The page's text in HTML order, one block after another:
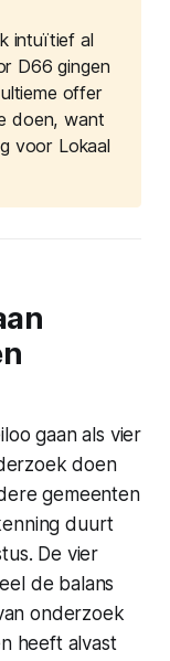
intuïtief al
D66 gingen
offer
doen, want
voor Lokaal
gaan als vier
doen
gemeenten
duurt
De vier
de balans
onderzoek
heeft alvast